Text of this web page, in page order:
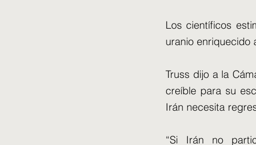
Los científicos
uranio enriquecido
Truss dijo a la
creíble para su
Irán necesita
“Si Irán no